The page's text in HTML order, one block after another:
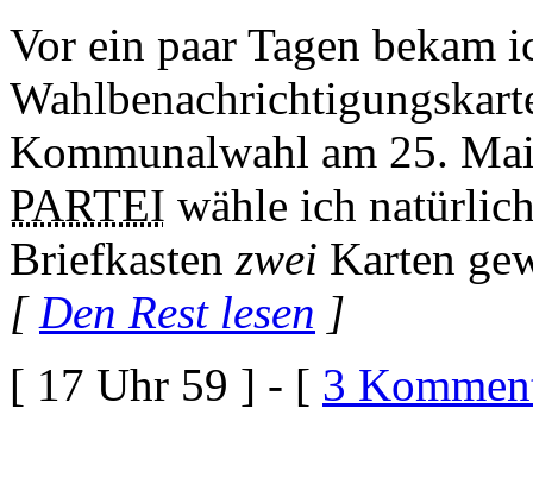
Vor ein paar Tagen bekam
Kommunalwahl am 25.
PARTEI wähle ich
Briefkasten zwei Karten
[Den Rest lesen ]
[ 17 Uhr 59 ] - [ 3